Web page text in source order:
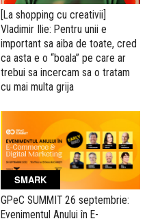
[La shopping cu creativii]
Vladimir Ilie: Pentru unii e
important sa aiba de toate, cred
ca asta e o “boala” pe care ar
trebui sa incercam sa o tratam
cu mai multa grija
SMARK
GPeC SUMMIT 26 septembrie:
Evenimentul Anului în E-